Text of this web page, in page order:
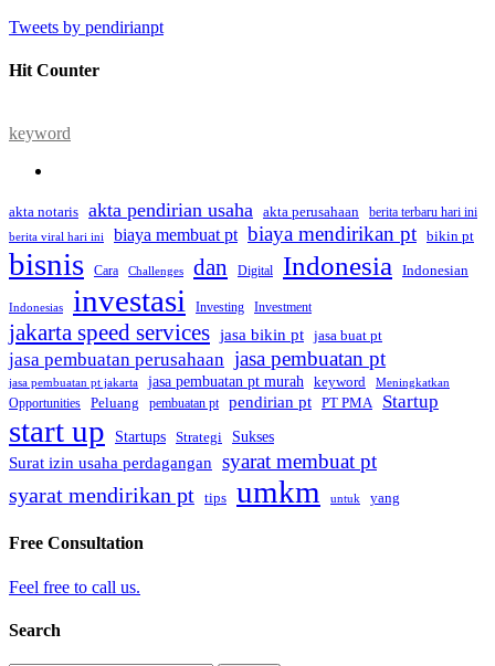
Tweets by pendirianpt
Hit Counter
keyword
akta notaris akta pendirian usaha akta perusahaan berita terbaru hari ini
berita viral hari ini biaya membuat pt biaya mendirikan pt bikin pt
bisnis Cara Challenges dan Digital Indonesia Indonesian
Indonesias investasi Investing Investment
jakarta speed services jasa bikin pt jasa buat pt
jasa pembuatan perusahaan jasa pembuatan pt
jasa pembuatan pt jakarta jasa pembuatan pt murah keyword Meningkatkan
Opportunities Peluang pembuatan pt pendirian pt PT PMA Startup
start up Startups Strategi
Sukses
Surat izin usaha perdagangan
syarat membuat pt
syarat mendirikan pt
tips umkm untuk yang
Free Consultation
Feel free to call us.
Search